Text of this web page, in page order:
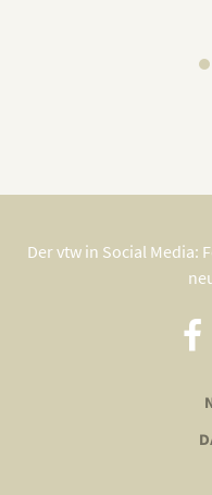
Der vtw in Social Media: